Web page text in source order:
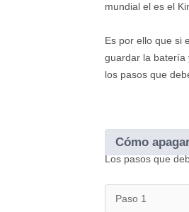
mundial el es el
Es por ello que si
guardar la batería
los pasos que
Cómo
Los pasos que
Paso 1